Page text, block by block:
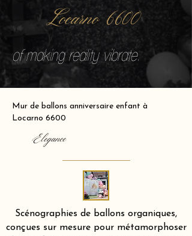
Locarno 6600
of making reality vibrate.
Mur de ballons anniversaire enfant à
Locarno 6600
Elegance
Scénographies de ballons organiques,
conçues sur mesure pour métamorphoser